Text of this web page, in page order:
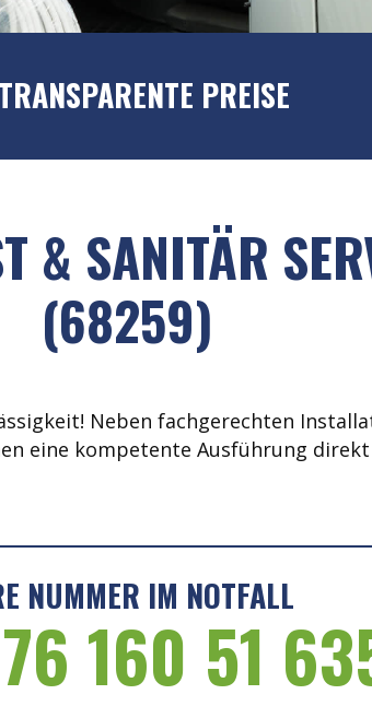
PREISE
& SANITÄR
(68259)
Neben fachgerechten
eine kompetente Ausführung
NUMMER IM NOTFALL
160 51